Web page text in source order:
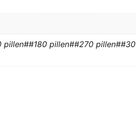
pillen##180 pillen##270 pillen##30